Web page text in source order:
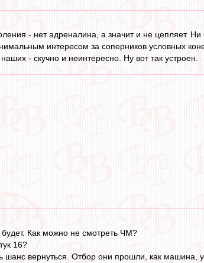
- нет адреналина, а значит и не цепляет.
интересом за соперников условных
- скучно и неинтересно. Ну вот так устроен.
Как можно не смотреть ЧМ?
16?
шанс вернуться. Отбор они прошли, как машина,